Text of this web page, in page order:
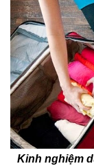
Kinh nghiệm